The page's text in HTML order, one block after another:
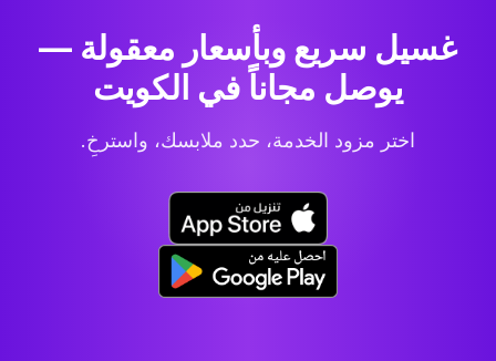
غسيل سريع وبأسعار معقولة —
يوصل مجاناً في الكويت
اختر مزود الخدمة، حدد ملابسك، واسترخِ.